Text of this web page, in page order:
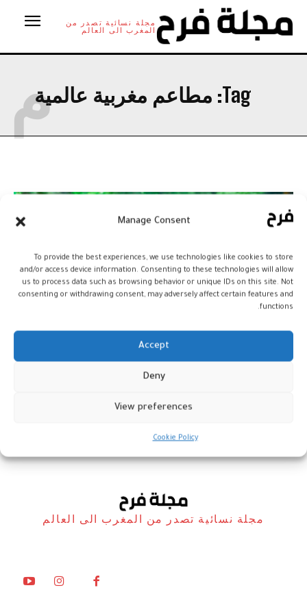
Manage Consent
To provide the best experiences, we use technologies like cookies to store
and/or access device information. Consenting to these technologies will allow
us to process data such as browsing behavior or unique IDs on this site. Not
consenting or withdrawing consent, may adversely affect certain features and
functions.
Accept
Deny
View preferences
Cookie Policy
مجلة نسائية تصدر من
المغرب الى العالم
Tag: مطاعم مغربية عالميةم
اعترافات العالم بالمطبخ المغربي
المطبخ المغربي – مارس 2026
مجلة نسائية تصدر من المغرب الى العالم